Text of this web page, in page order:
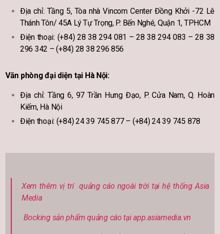
Địa chỉ: Tầng 5, Tòa nhà Vincom Center Đồng Khởi -72 Lê
Thánh Tôn/ 45A Lý Tự Trọng, P. Bến Nghé, Quận 1, TPHCM
Điện thoại: (+84) 28 38 294 081 – 28 38 294 083 – 28 38
296 342 – (+84) 28 38 296 856
Văn phòng đại diện tại Hà Nội:
Địa chỉ: Tầng 6, 97 Trần Hưng Đạo, P. Cửa Nam, Q. Hoàn
Kiếm, Hà Nội
Điện thoại: (+84) 24 39 745 877 – (+84) 24 39 745 878
Xem thêm vị trí quảng cáo ngoài trời tại hệ thống Asia
Media
Bocking sản phẩm quảng cáo tại app.asiamedia.vn